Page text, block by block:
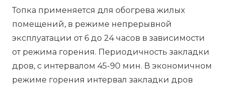
Топка применяется для обогрева жилых
помещений, в режиме непрерывной
эксплуатации от 6 до 24 часов в зависимости
от режима горения. Периодичность закладки
дров, с интервалом 45-90 мин. В экономичном
режиме горения интервал закладки дров